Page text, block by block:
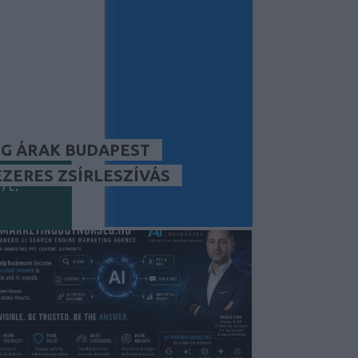
ÁRAK BUDAPEST
ZSÍRLESZÍVÁS